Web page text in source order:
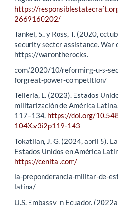
https://
2669160202/
Tankel, S., y Ross, T. (2020,
security sector assistance. War
https://warontherocks.
com/2020/10/reforming-u-s-
forgreat-power-competition/
Tellería, L. (2023). Estados
militarización de América
117–134. https://doi.org/
104X.v3i2p119-143
Tokatlian, J. G. (2024, abril 5).
Estados Unidos en América
https://cenital.com/
la-preponderancia-militar-de-
latina/
U.S. Embassy in Ecuador.